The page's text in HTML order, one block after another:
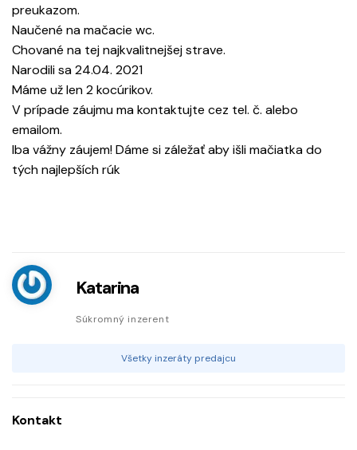
preukazom.
Naučené na mačacie wc.
Chované na tej najkvalitnejšej strave.
Narodili sa 24.04. 2021
Máme už len 2 kocúrikov.
V prípade záujmu ma kontaktujte cez tel. č. alebo
emailom.
Iba vážny záujem! Dáme si záležať aby išli mačiatka do
tých najlepších rúk
Katarina
Súkromný inzerent
Všetky inzeráty predajcu
Kontakt